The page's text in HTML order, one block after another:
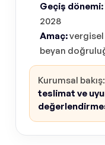
Geçiş dönemi:
2028
Amaç:
beyan
Kurumsal bakış:
teslimat ve